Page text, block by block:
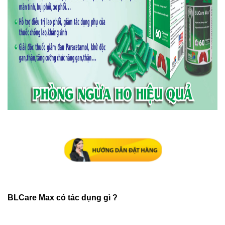
BLCare Max có tác dụng gì ?